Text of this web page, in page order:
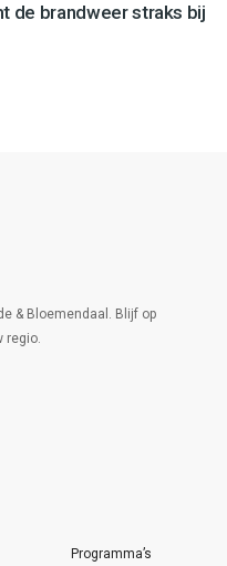
de brandweer straks bij
& Bloemendaal. Blijf op
regio.
Programma’s